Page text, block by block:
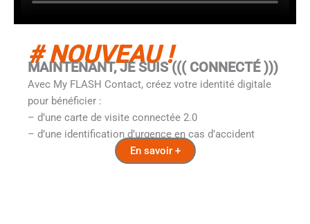
# NOUVEAU !
MAINTENANT, JE SUIS ((( CONNECTÉ )))
Avec My FLASH Contact, créez votre identité digitale
pour bénéficier :
– d’une carte de visite connectée 2.0
– d’une identification d’urgence en cas d’accident
En savoir +